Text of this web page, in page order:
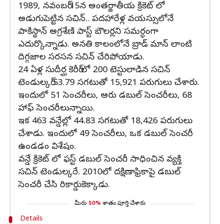
1989, నవంబర్ 15న అంతర్జాతీయ క్రికెట్ లో
అడుగుపెట్టిన సచిన్.. పదహారేళ్ల వయస్సులోనే
పాకిస్థాన్ అగ్రశేణి పాస్ట్ బౌలర్లని సమర్ధంగా
ఎదుర్కొన్నాడు. అనతి కాలంలోనే బ్రాడ్ మాన్ లాంటి
దిగ్గజాల సరసన సచిన్ చేరిపోయాడు.
24 ఏళ్ల సుదీర్ఘ కెరీర్ లో 200 టెస్టులాడిన సచిన్
టెండుల్కర్ 53.79 సగటుతో 15,921 పరుగులు చేశారు.
ఇందులో 51 సెంచరీలు, ఆరు డబుల్ సెంచరీలు, 68
హాఫ్ సెంచరీలున్నాయి.
ఇక 463 వన్డేల్లో 44.83 సగటుతో 18,426 పరుగులు
చేశాడు. ఇందులో 49 సెంచరీలు, ఒక డబుల్ సెంచరీ
ఉండడం విశేషం.
వన్డే క్రికెట్ లో ఫస్ట్ డబుల్ సెంచరీ సాధించిన వ్యక్తి
సచిన్ టెండుల్కరే. 2010లో దక్షిణాఫ్రికాపై డబుల్
సెంచరీ చేసి రికార్డుకెక్కాడు.
మీరు 50% శాతం పూర్తి చేశారు
Details